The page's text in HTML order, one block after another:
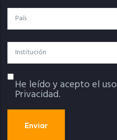
País
Institución
Política De Privacidad
He leído y acepto el
Privacidad.